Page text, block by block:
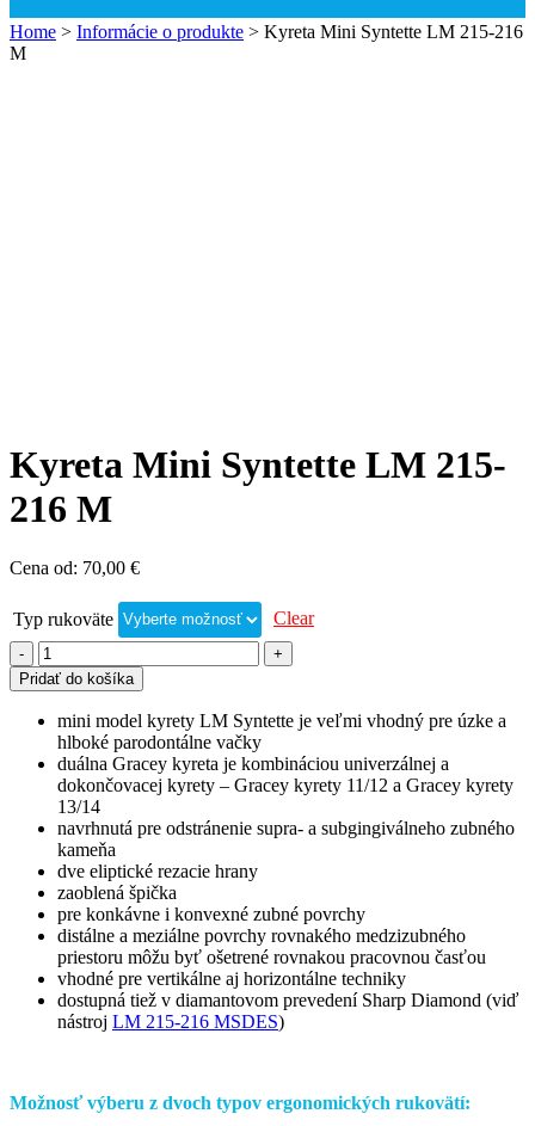
Home > Informácie o produkte > Kyreta Mini Syntette LM 215-216
M
Kyreta Mini Syntette LM 215-
216 M
Cena od: 70,00 €
Typ rukoväte Clear
Pridať do košíka
mini model kyrety LM Syntette je veľmi vhodný pre úzke a
hlboké parodontálne vačky
duálna Gracey kyreta je kombináciou univerzálnej a
dokončovacej kyrety – Gracey kyrety 11/12 a Gracey kyrety
13/14
navrhnutá pre odstránenie supra- a subgingiválneho zubného
kameňa
dve eliptické rezacie hrany
zaoblená špička
pre konkávne i konvexné zubné povrchy
distálne a meziálne povrchy rovnakého medzizubného
priestoru môžu byť ošetrené rovnakou pracovnou časťou
vhodné pre vertikálne aj horizontálne techniky
dostupná tiež v diamantovom prevedení Sharp Diamond (viď
nástroj LM 215-216 MSDES)
Možnosť výberu z dvoch typov ergonomických rukovätí: